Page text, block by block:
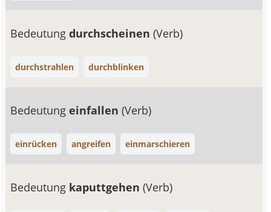
Bedeutungdurchscheinen(Verb)
durchstrahlen durchblinken
Bedeutungeinfallen(Verb)
einrücken angreifen einmarschieren
Bedeutung kaputtgehen(Verb)